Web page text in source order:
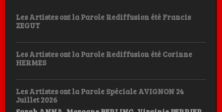
Les Artistes ont la Parole Rediffusion été Francis
ZEGUT
Les Artistes ont la Parole Rediffusion été Corinne
HERMES
Les Artistes ont la Parole Spéciale AVIGNON 24
Juillet 2026